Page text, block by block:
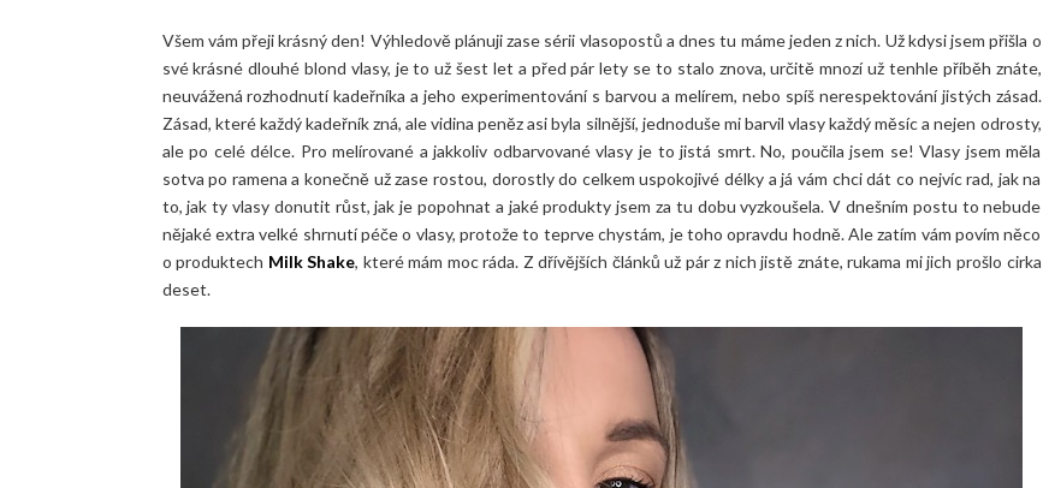
Všem vám přeji krásný den! Výhledově plánuji zase sérii vlasopostů a dnes tu máme jeden z nich. Už kdysi jsem přišla o
své krásné dlouhé blond vlasy, je to už šest let a před pár lety se to stalo znova, určitě mnozí už tenhle příběh znáte,
neuvážená rozhodnutí kadeřníka a jeho experimentování s barvou a melírem, nebo spíš nerespektování jistých zásad.
Zásad, které každý kadeřník zná, ale vidina peněz asi byla silnější, jednoduše mi barvil vlasy každý měsíc a nejen odrosty,
ale po celé délce. Pro melírované a jakkoliv odbarvované vlasy je to jistá smrt. No, poučila jsem se! Vlasy jsem měla
sotva po ramena a konečně už zase rostou, dorostly do celkem uspokojivé délky a já vám chci dát co nejvíc rad, jak na
to, jak ty vlasy donutit růst, jak je popohnat a jaké produkty jsem za tu dobu vyzkoušela. V dnešním postu to nebude
nějaké extra velké shrnutí péče o vlasy, protože to teprve chystám, je toho opravdu hodně. Ale zatím vám povím něco
o produktech Milk Shake, které mám moc ráda. Z dřívějších článků už pár z nich jistě znáte, rukama mi jich prošlo cirka
deset.